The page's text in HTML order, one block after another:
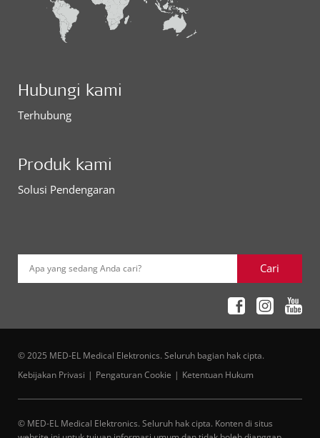
Hubungi kami
Terhubung
Produk kami
Solusi Pendengaran
Apa yang sedang Anda cari? Cari
© 2025 MED-EL Medical Elektronics. Seluruh bagian hak cipta.
Kebijakan Privasi
Pengaturan Cookie Ketentuan Hukum
© MED-EL Medical Elektronics. Seluruh hak cipta. Konten di situs